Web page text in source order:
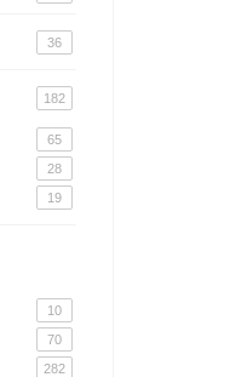
36
182
65
28
19
10
70
282